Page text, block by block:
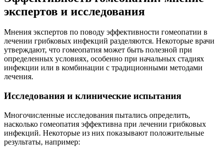
экспертов и исследования
Мнения экспертов по поводу эффективности гомеопатии в
лечении грибковых инфекций разделяются. Некоторые врачи
утверждают, что гомеопатия может быть полезной при
определенных условиях, особенно при начальных стадиях
инфекции или в комбинации с традиционными методами
лечения.
Исследования и клинические испытания
Многочисленные исследования пытались определить,
насколько гомеопатия эффективна при лечении грибковых
инфекций. Некоторые из них показывают положительные
результаты, например: